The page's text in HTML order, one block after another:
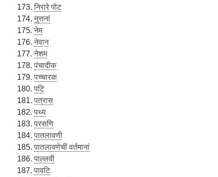
निरारे पोट
नुत्तनां
नेम
नेवान
नेशम
पंचादीक
पच्चारक
पटि
पत्रास
पथ्य
परसणि
पातलावणी
पातलावणेचीं वर्तमानां
पाल्लवी
पावटि